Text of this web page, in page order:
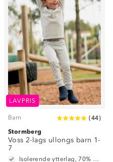
LAVPRIS
Barn (44)
Stormberg
Voss 2-lags ullongs barn 1-
7
Isolerende ytterlag, 70% merinoull / 30% polyester